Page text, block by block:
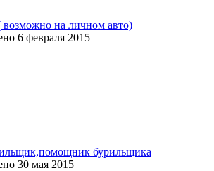
возможно на личном авто)
6 февраля 2015
бурильщика
30 мая 2015